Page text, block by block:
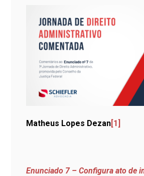
Matheus Lopes Dezan[1]
Enunciado 7 – Configura ato de